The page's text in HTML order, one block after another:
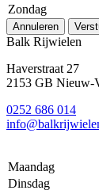
Zondag
Annuleren
Balk Rijwielen
Haverstraat 27
2153 GB Nieuw-
0252 686 014
Maandag
Dinsdag